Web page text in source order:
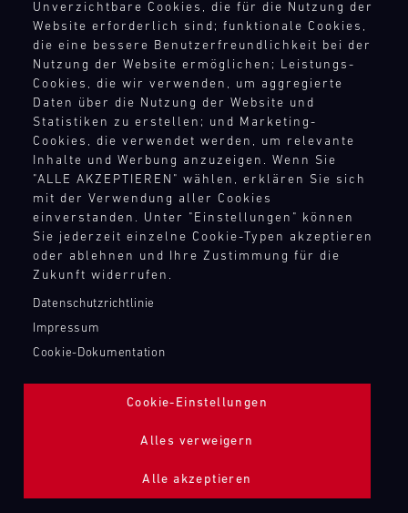
Unverzichtbare Cookies, die für die Nutzung der
Website erforderlich sind; funktionale Cookies,
die eine bessere Benutzerfreundlichkeit bei der
Nutzung der Website ermöglichen; Leistungs-
Cookies, die wir verwenden, um aggregierte
Daten über die Nutzung der Website und
Statistiken zu erstellen; und Marketing-
Cookies, die verwendet werden, um relevante
Inhalte und Werbung anzuzeigen. Wenn Sie
"ALLE AKZEPTIEREN" wählen, erklären Sie sich
mit der Verwendung aller Cookies
einverstanden. Unter "Einstellungen" können
Sie jederzeit einzelne Cookie-Typen akzeptieren
oder ablehnen und Ihre Zustimmung für die
Zukunft widerrufen.
Datenschutzrichtlinie
Impressum
Cookie-Dokumentation
Cookie-Einstellungen
Alles verweigern
Alle akzeptieren
TANKBEFÜLLUNG ZAPFPISTOLE
Bild